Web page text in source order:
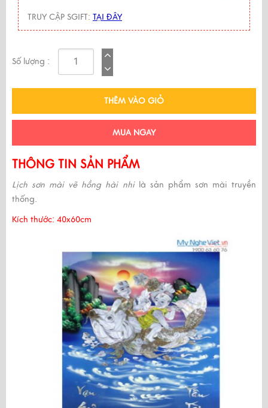
TRUY CẬP SGIFT: TẠI ĐÂY
Số lượng :
THÊM VÀO GIỎ
MUA NGAY
THÔNG TIN SẢN PHẨM
Lịch sơn mài vẽ hồng hài nhilà sản phẩm sơn mài truyền
thống.
Kích thước: 40x60cm